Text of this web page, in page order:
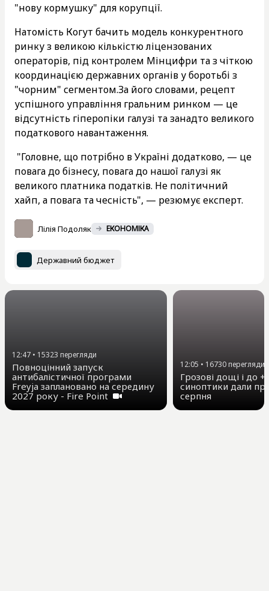
"нову кормушку" для корупції.
Натомість Когут бачить модель конкурентного
ринку з великою кількістю ліцензованих
операторів, під контролем Мінцифри та з чіткою
координацією державних органів у боротьбі з
"чорним" сегментом.За його словами, рецепт
успішного управління гральним ринком — це
відсутність гіперопіки галузі та занадто великого
податкового навантаження.
"Головне, що потрібно в Україні додатково, — це
повага до бізнесу, повага до нашої галузі як
великого платника податків. Не політичний
хайп, а повага та чесність", — резюмує експерт.
Лілія Подоляк ЕКОНОМІКА
Державний бюджет
12:47 • 15323 перегляди
Повноцінний запуск
антибалістичної програми
Freyja заплановано на середину
2027 року - Fire Point
12:05 • 16730перегляди
Грозові дощі і до
синоптики дали
серпня